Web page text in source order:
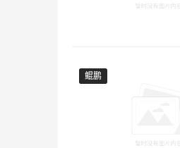
鲲鹏
鲲鹏